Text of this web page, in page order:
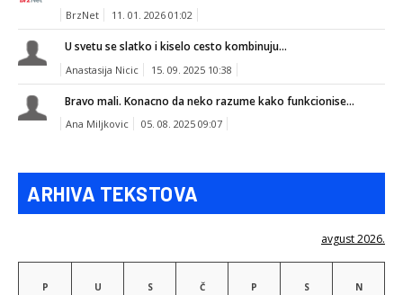
BrzNet 11. 01. 2026 01:02
U svetu se slatko i kiselo cesto kombinuju...
Anastasija Nicic 15. 09. 2025 10:38
Bravo mali. Konacno da neko razume kako funkcionise...
Ana Miljkovic 05. 08. 2025 09:07
ARHIVA TEKSTOVA
avgust 2026.
P U S Č P S N